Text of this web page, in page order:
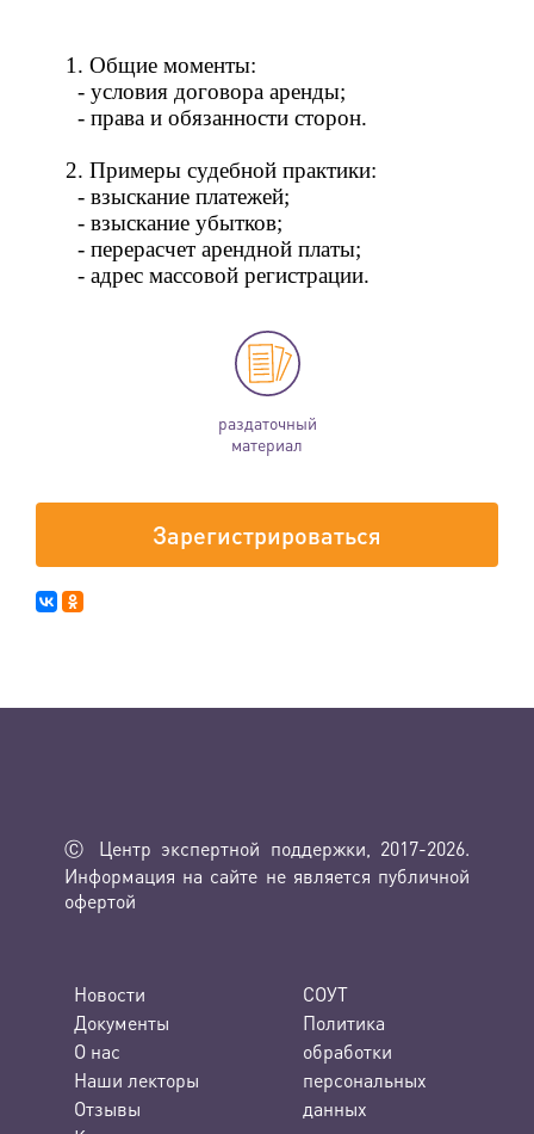
1. Общие моменты:
- условия договора аренды;
- права и обязанности сторон.
2. Примеры судебной практики:
- взыскание платежей;
- взыскание убытков;
- перерасчет арендной платы;
- адрес массовой регистрации.
раздаточный
материал
Зарегистрироваться
Ⓒ Центр экспертной поддержки, 2017-2026.
Информация на сайте не является публичной
офертой
Новости
Документы
О нас
Наши лекторы
Отзывы
СОУТ
Политика
обработки
персональных
данных